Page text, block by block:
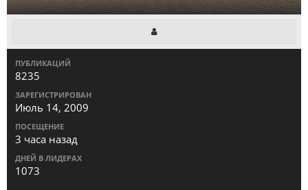
ПУБЛИКАЦИЙ
8235
ЗАРЕГИСТРИРОВАН
Июль 14, 2009
ПОСЕЩЕНИЕ
3 часа назад
ДНЕЙ В ЛИДЕРАХ
1073